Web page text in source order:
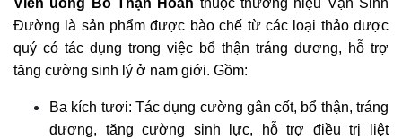
Viên uống Bổ Thận Hoàn thuộc thương hiệu Vạn Sinh
Đường là sản phẩm được bào chế từ các loại thảo dược
quý có tác dụng trong việc bổ thận tráng dương, hỗ trợ
tăng cường sinh lý ở nam giới. Gồm:
Ba kích tươi: Tác dụng cường gân cốt, bổ thận, tráng
dương, tăng cường sinh lực, hỗ trợ điều trị liệt